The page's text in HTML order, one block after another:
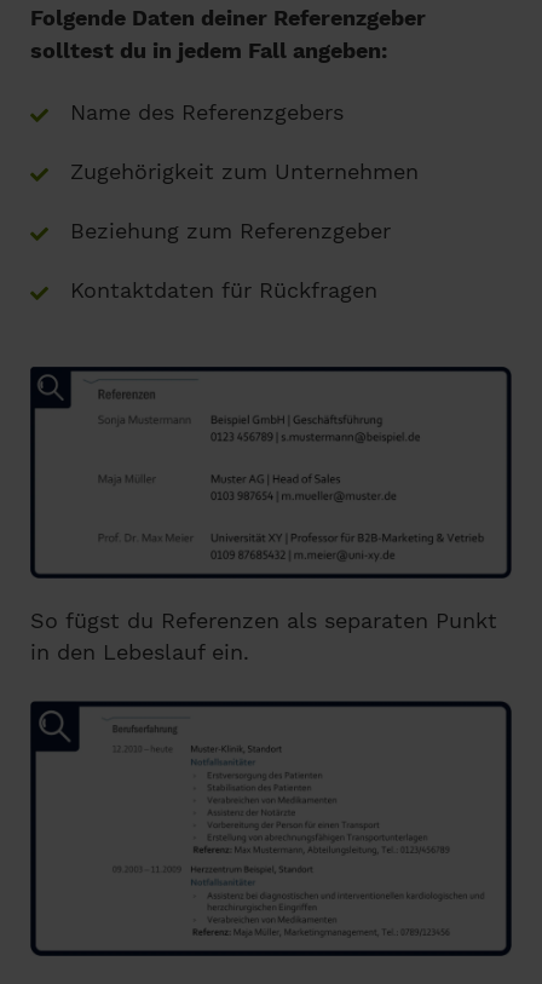
Folgende Daten deiner Referenzgeber
solltest du in jedem Fall angeben:
Name des Referenzgebers
Zugehörigkeit zum Unternehmen
Beziehung zum Referenzgeber
Kontaktdaten für Rückfragen
So fügst du Referenzen als separaten Punkt
in den Lebeslauf ein.